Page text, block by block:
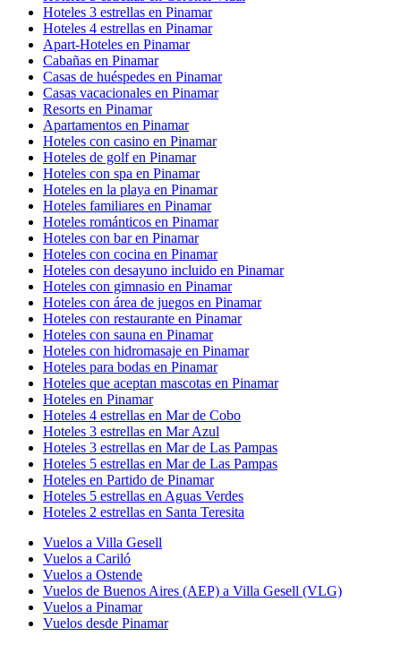
Hoteles 3 estrellas en Pinamar
Hoteles 4 estrellas en Pinamar
Apart-Hoteles en Pinamar
Cabañas en Pinamar
Casas de huéspedes en Pinamar
Casas vacacionales en Pinamar
Resorts en Pinamar
Apartamentos en Pinamar
Hoteles con casino en Pinamar
Hoteles de golf en Pinamar
Hoteles con spa en Pinamar
Hoteles en la playa en Pinamar
Hoteles familiares en Pinamar
Hoteles románticos en Pinamar
Hoteles con bar en Pinamar
Hoteles con cocina en Pinamar
Hoteles con desayuno incluido en Pinamar
Hoteles con gimnasio en Pinamar
Hoteles con área de juegos en Pinamar
Hoteles con restaurante en Pinamar
Hoteles con sauna en Pinamar
Hoteles con hidromasaje en Pinamar
Hoteles para bodas en Pinamar
Hoteles que aceptan mascotas en Pinamar
Hoteles en Pinamar
Hoteles 4 estrellas en Mar de Cobo
Hoteles 3 estrellas en Mar Azul
Hoteles 3 estrellas en Mar de Las Pampas
Hoteles 5 estrellas en Mar de Las Pampas
Hoteles en Partido de Pinamar
Hoteles 5 estrellas en Aguas Verdes
Hoteles 2 estrellas en Santa Teresita
Vuelos a Villa Gesell
Vuelos a Cariló
Vuelos a Ostende
Vuelos de Buenos Aires (AEP) a Villa Gesell (VLG)
Vuelos a Pinamar
Vuelos desde Pinamar